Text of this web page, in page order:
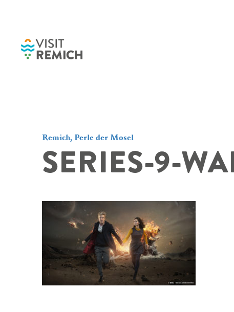
Remich, Perle der Mosel
SERIES-9-